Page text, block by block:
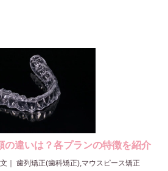
の違いは？各プランの特徴を紹介
｜ 歯列矯正(歯科矯正),マウスピース矯正